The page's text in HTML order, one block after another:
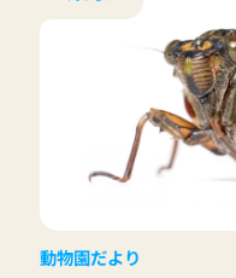
動物園だより